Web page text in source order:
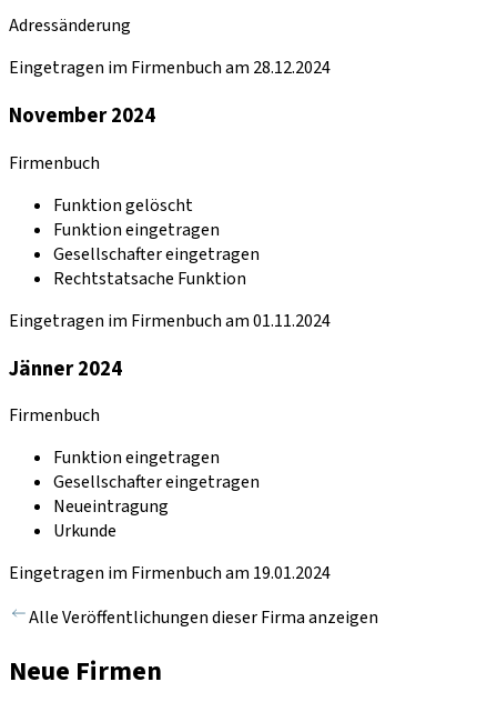
Adressänderung
Eingetragen im Firmenbuch am 28.12.2024
November 2024
Firmenbuch
Funktion gelöscht
Funktion eingetragen
Gesellschafter eingetragen
Rechtstatsache Funktion
Eingetragen im Firmenbuch am 01.11.2024
Jänner 2024
Firmenbuch
Funktion eingetragen
Gesellschafter eingetragen
Neueintragung
Urkunde
Eingetragen im Firmenbuch am 19.01.2024
Alle Veröffentlichungen dieser Firma anzeigen
Neue Firmen